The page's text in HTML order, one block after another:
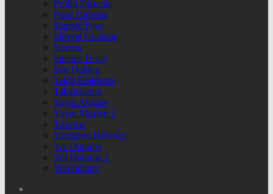
Profili Düzenle
Puan Durumu
Sample Page
Şifremi Unuttum
Sinema
Sinema Detay
Son Dakika
Takip Ettiklerim
Takipçilerim
Yayın Akışları
Yayın Akışları 2
Yazarlar
Yazdığım Haberler
Yol Durumu
Yol Durumu 2
Yorumlarım